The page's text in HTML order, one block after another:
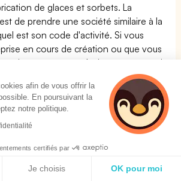
de glaces et sorbets. La
de prendre une société similaire à la
est son code d'activité. Si vous
en cours de création ou que vous
et que vous désirez connaître si
NAF est bien le 1052Z, contactez
possibles pour le code APE
COMMERCE, VENTE ET
GRANDE DISTRIBUTION
afin de vous offrir la
En poursuivant la
notre politique.
certifiés par
Je choisis OK pour moi